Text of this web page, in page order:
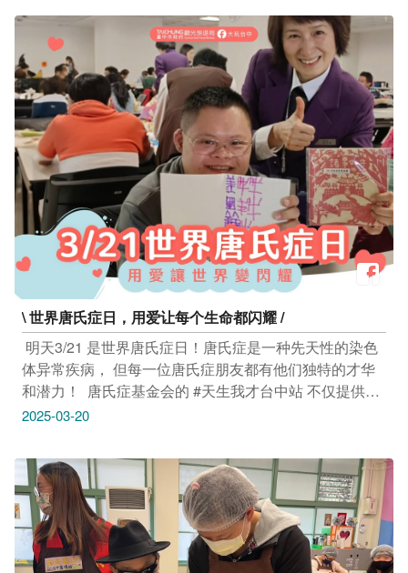
市北区华富街65号） 活动连结：https://reurl.cc/lzLD0E --
------------------------------ 市集｜亲子市集音乐会 ３/23(日)
15:00-17:00 绿川水净乐园（台中市南区永和街170号）
活动连结：https://reurl.cc/b31l5y --------------------------------
文心路四段2007号） 活动连结：https://reurl.cc/462lpD --
------------------------------ 活动｜𝗣𝗔𝗥𝗞𝟮 𝗟𝗢𝗩𝗘 𝗠𝗢𝗩𝗜𝗘
3/22(六) 20:00 PARK2 草悟广场 B1F广场 (台中市西区英
才路534号） 活动连结：https://reurl.cc/EVK4Yg -----------
--------------------- 活动｜《富市台中 就业成功》 就业博览
会 3/22(六) 10:00-15:00 国立中兴大学惠荪堂 (台中市南
区兴大路145号） 活动连结：https://reurl.cc/QYp239 -----
--------------------------- 活动｜绿园精灵传说—植物园探索任
务 3/23(日) 10:00-16:00 国立自然科学博物馆植物园 (台
中市北区馆前路1号） 活动连结：https://reurl.cc/3K1KD0
-------------------------------- 活动｜大家好！我们是布拉瑞扬
舞团！ 3/23(日) 14:00-16:00 台中国家歌剧院 小剧场 (台
中市西屯区惠来路二段101号） 活动连结：
https://reurl.cc/dQrDV2 -------------------------------- 市集｜纯
市集．森日派对 3/22(六)-3/23(日) 12:00-20:00 诚品生活
480（台中市西屯区市政路480号） 活动连结：
https://reurl.cc/5D03gM -------------------------------- 市集｜杉
之乐 3/22(六)-3/23(日) 12:00-18:00 一德洋楼（台中市北
屯区文昌东十一街14巷1号） 活动连结：
https://reurl.cc/La14z3 -------------------------------- 市集｜心
市北区华富街65号） 活动连结：https://reurl.cc/lzLD0E --
------------------------------ 市集｜亲子市集音乐会 ３/23(日)
15:00-17:00 绿川水净乐园（台中市南区永和街170号）
活动连结：https://reurl.cc/b31l5y --------------------------------
\ 世界唐氏症日，用爱让每个生命都闪耀 /
​ 明天3/21 是世界唐氏症日！唐氏症是一种先天性的染色
体异常疾病， 但每一位唐氏症朋友都有他们独特的才华
和潜力！ ​ 唐氏症基金会的 #天生我才台中站 不仅提供工
作机会，还让每位朋友都能在自己的专长上发光发热 在
艺品，甚至还有美味的手作点心！ 他们用心创作，让每
一件作品都充满了爱与温暖 ​ 让我们一起支持这些可爱的
朋友们， 给予他们更多的关注与鼓励！ 每一份小小的支
持，都是对他们最大的肯定！ 一起来为他们加油吧！ ​​ 感
谢 天生我才台中雾峰站、南屯站 提供授权照片
2025-03-20